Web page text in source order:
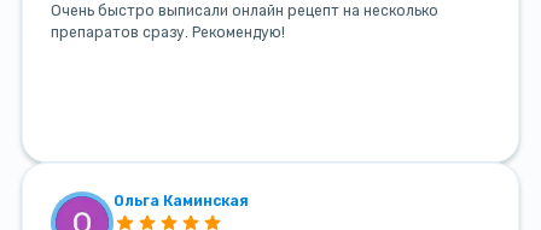
Очень быстро выписали онлайн рецепт на несколько
препаратов сразу. Рекомендую!
Ольга Каминская